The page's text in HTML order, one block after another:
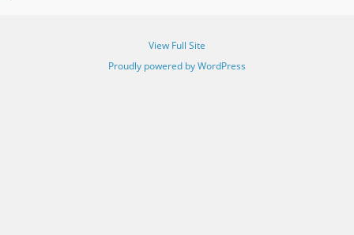
View Full Site
Proudly powered by WordPress